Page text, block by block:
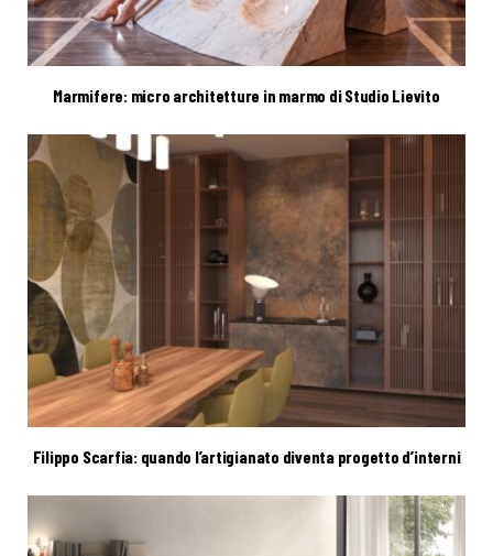
Marmifere: micro architetture in marmo di Studio Lievito
Filippo Scarfia: quando l’artigianato diventa progetto d’interni